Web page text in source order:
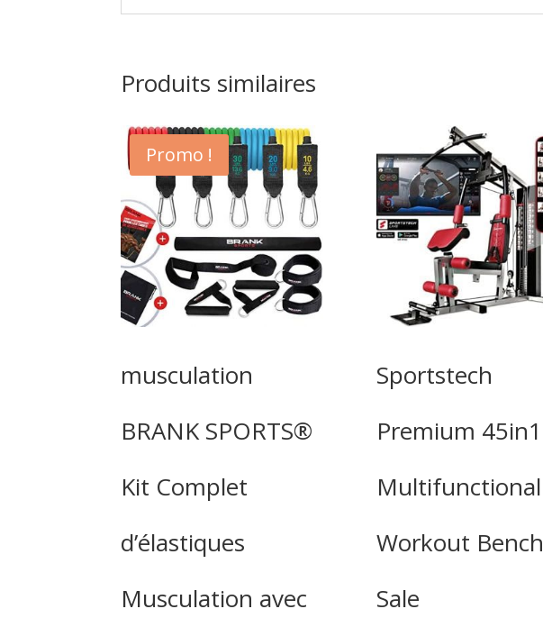
Produits similaires
Promo !
musculation
BRANK SPORTS®
Kit Complet
d’élastiques
Musculation avec
Sportstech
Premium 45in1
Multifunctional
Workout Bench
Sale